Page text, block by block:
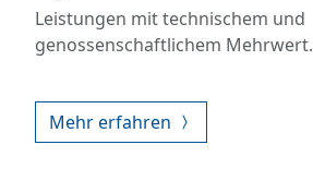
Leistungen mit technischem und
genossenschaftlichem Mehrwert.
Mehr erfahren